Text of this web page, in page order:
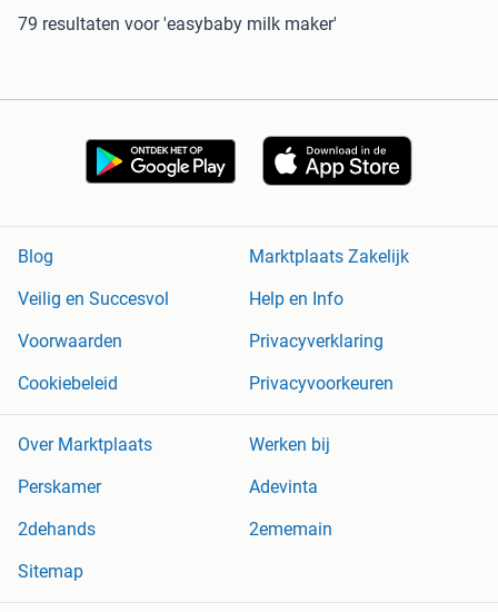
79 resultaten voor 'easybaby milk maker'
Blog
Marktplaats Zakelijk
Veilig en Succesvol
Help en Info
Voorwaarden
Privacyverklaring
Cookiebeleid
Privacyvoorkeuren
Over Marktplaats
Werken bij
Perskamer
Adevinta
2dehands
2ememain
Sitemap